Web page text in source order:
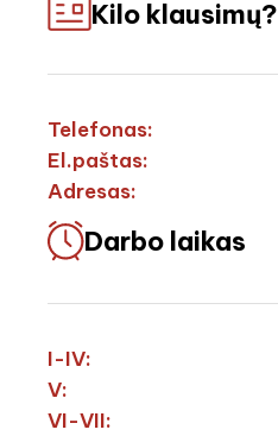
Kilo klausimų?
Telefonas:
El.paštas:
Adresas:
Darbo laikas
I-IV:
V:
VI-VII: